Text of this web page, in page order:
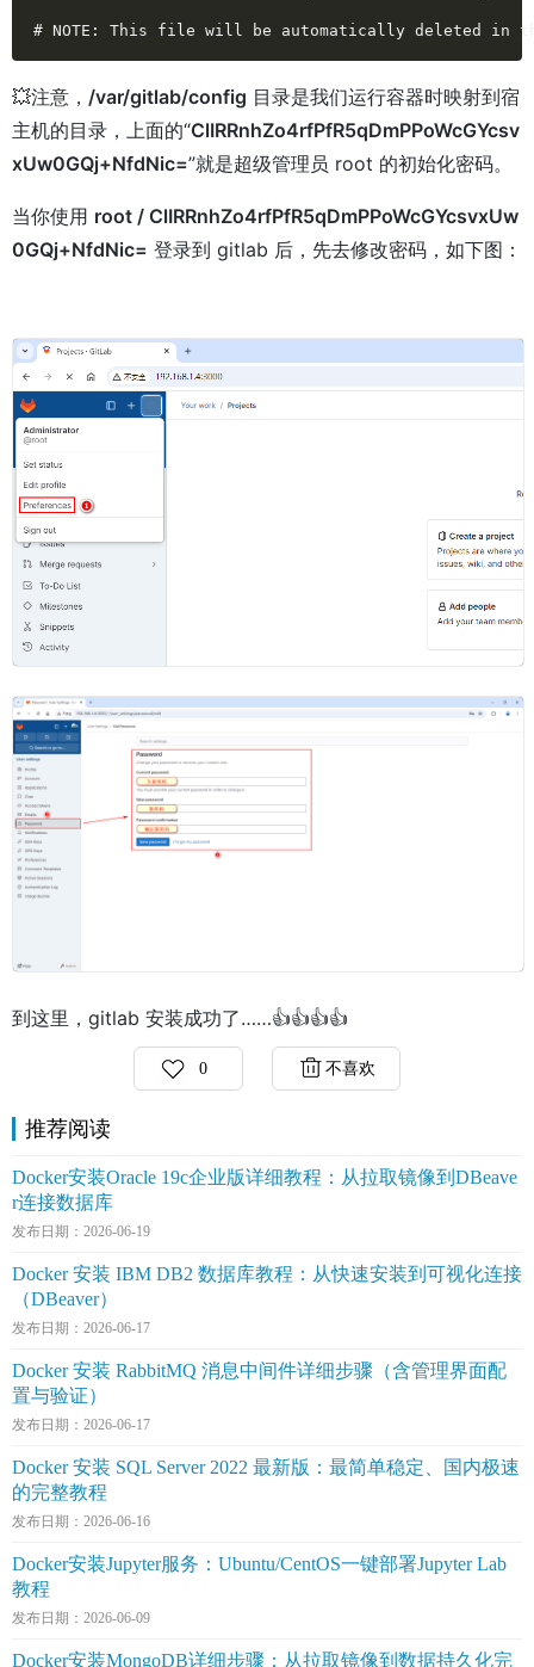
# NOTE: This file will be automatically deleted in
💥注意， /var/gitlab/config 目录是我们运行容器时映射到宿
主机的目录，上面的“ClIRRnhZo4rfPfR5qDmPPoWcGYcsv
xUw0GQj+NfdNic=”就是超级管理员 root 的初始化密码。
当你使用 root / ClIRRnhZo4rfPfR5qDmPPoWcGYcsvxUw
0GQj+NfdNic= 登录到 gitlab 后，先去修改密码，如下图：
到这里，gitlab 安装成功了……👍👍👍👍
0 不喜欢
推荐阅读
Docker安装Oracle 19c企业版详细教程：从拉取镜像到DBeave
r连接数据库
发布日期：2026-06-19
Docker 安装 IBM DB2 数据库教程：从快速安装到可视化连接
（DBeaver）
发布日期：2026-06-17
Docker 安装 RabbitMQ 消息中间件详细步骤（含管理界面配
置与验证）
发布日期：2026-06-17
Docker 安装 SQL Server 2022 最新版：最简单稳定、国内极速
的完整教程
发布日期：2026-06-16
Docker安装Jupyter服务：Ubuntu/CentOS一键部署Jupyter Lab
教程
发布日期：2026-06-09
Docker安装MongoDB详细步骤：从拉取镜像到数据持久化完